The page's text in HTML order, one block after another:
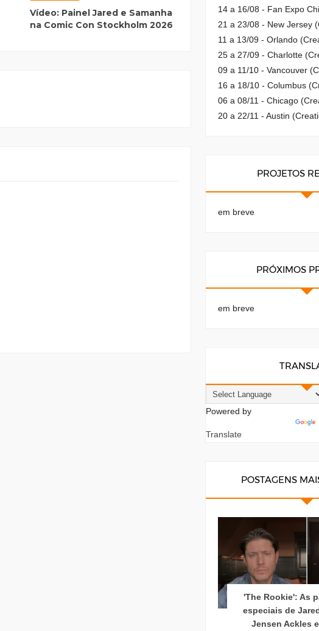
Vídeo: Painel Jared e Samanha
na Comic Con Stockholm 2026
14 a 16/08 - Fan Expo
21 a 23/08 - New Jersey
11 a 13/09 - Orlando
25 a 27/09 - Charlotte
09 a 11/10 - Vancouver
16 a 18/10 - Columbus
06 a 08/11 - Chicago
20 a 22/11 - Austin
PROJETOS
em breve
PRÓXIMOS
em breve
Powered by
Translate
POSTAGENS
'The Rookie': As
especiais de
Jensen Ackles